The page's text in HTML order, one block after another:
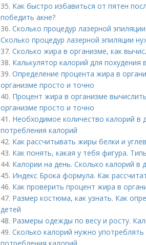
35. Как быстро избавиться от пятен
победить акне?
36. Сколько процедур лазерной
Сколько процедур лазерной эпиляции
37. Сколько жира в организме, как
38. Калькулятор калорий для
39. Определение процента жира в
организме просто и точно
40. Процент жира в организме
организме просто и точно
41. Необходимое количество калорий в
потребления калорий
42. Как рассчитывать жиры белки и
43. Как понять, какая у тебя фигура.
44. Калории на день. Сколько калорий в
45. Индекс Брока формула. Как
46. Как проверить процент жира в
47. Размер костюма, как узнать. Как
детей
48. Размеры одежды по весу и росту.
49. Сколько калорий нужно